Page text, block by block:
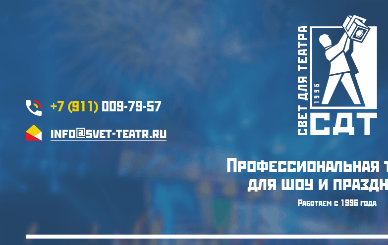
Профессиональная
для шоу и
Работаем с 1996 года
+7 (911) 009-79-57
info@svet-teatr.ru